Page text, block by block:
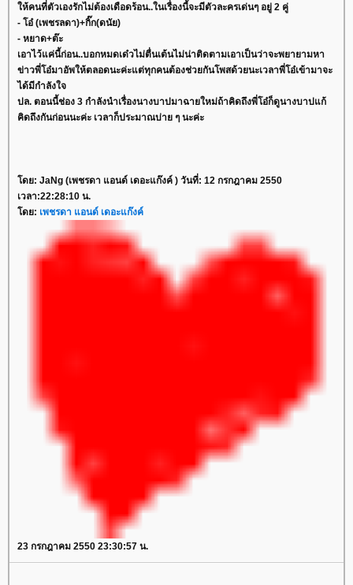
ห้คนที่ตัวเองรักไม่ต้องเดือดร้อน..ในเรื่องนี้จะมีตัวละครเด่นๆ อยู่ 2 คู่
- โอ๋ (เพชรลดา)+กิ๊ก(ดนัย)
- หยาด+ต๊ะ
เอาไว้แค่นี้ก่อน..บอกหมดเด๋วไม่ตื่นเต้นไม่น่าติดตามเอาเป็นว่าจะพยายามหา
ข่าวพี่โอ๋มาอัพให้ตลอดนะค่ะแต่ทุกคนต้องช่วยกันโพสด้วยนะเวลาพี่โอ๋เข้ามาจะ
ได้มีกำลังใจ
ปล. ตอนนี้ช่อง 3 กำลังนำเรื่องนางบาปมาฉายใหม่ถ้าคิดถึงพี่โอ๋ก็ดูนางบาปแก้
คิดถึงกันก่อนนะค่ะ เวลาก็ประมาณบ่าย ๆ นะค่ะ
ดย: JaNg (เพชรดา แอนด์ เดอะแก๊งค์ ) วันที่: 12 กรกฎาคม 2550
เวลา:22:28:10 น.
ดย: เพชรดา แอนด์ เดอะแก๊งค์
23 กรกฎาคม 2550 23:30:57 น.